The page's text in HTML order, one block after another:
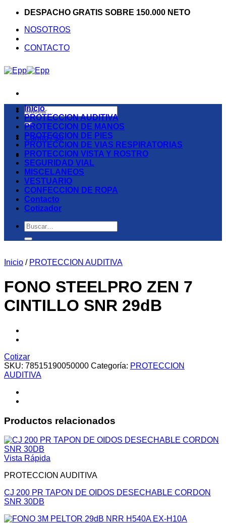
Saltar
contenido
DESPACHO GRATIS SOBRE 150.000 NETO
NOSOTROS
CONTACTO
Buscar
por:
Carrito /$0
Inicio
PROTECCION AUDITIVA
PROTECCION DE MANOS
PROTECCION DE PIES
PROTECCION DE VIAS RESPIRATORIAS
PROTECCION VISTA Y ROSTRO
SEGURIDAD VIAL
MISCELANEOS
VESTUARIO
CONFECCION DE ROPA
Contacto
Cotizador
Buscar
por:
Inicio / PROTECCION AUDITIVA
FONO STEELPRO ZEN 7
CINTILLO SNR 29dB
Cotizar
SKU: 78515190050000 Categoría: PROTECCION
AUDITIVA
Productos relacionados
Vista Rápida
PROTECCION AUDITIVA
CJ 200 PR TAPON DE OIDOS DESECHABLE CORDON
SNR 30DB